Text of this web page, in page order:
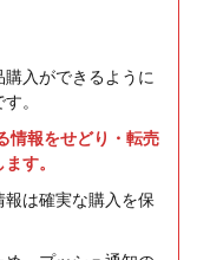
入ができるように
。
情報をせどり・転売
す。
は確実な購入を保